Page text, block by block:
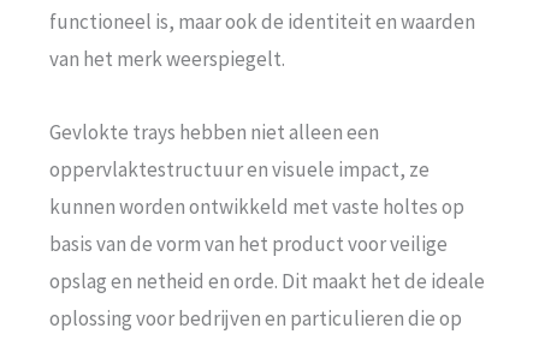
functioneel is, maar ook de identiteit en waarden
van het merk weerspiegelt.
Gevlokte trays hebben niet alleen een
oppervlaktestructuur en visuele impact, ze
kunnen worden ontwikkeld met vaste holtes op
basis van de vorm van het product voor veilige
opslag en netheid en orde. Dit maakt het de ideale
oplossing voor bedrijven en particulieren die op